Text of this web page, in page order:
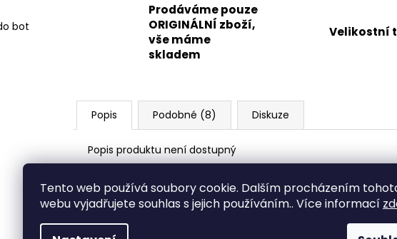
Tento web používá soubory cookie. Dalším procházením
webu vyjadřujete souhlas s jejich používáním.. Více informací
bot
Prodáváme pouze
ORIGINÁLNÍ zboží,
vše máme
skladem
Velikostní
Popis Podobné (8) Diskuze
Popis produktu není dostupný